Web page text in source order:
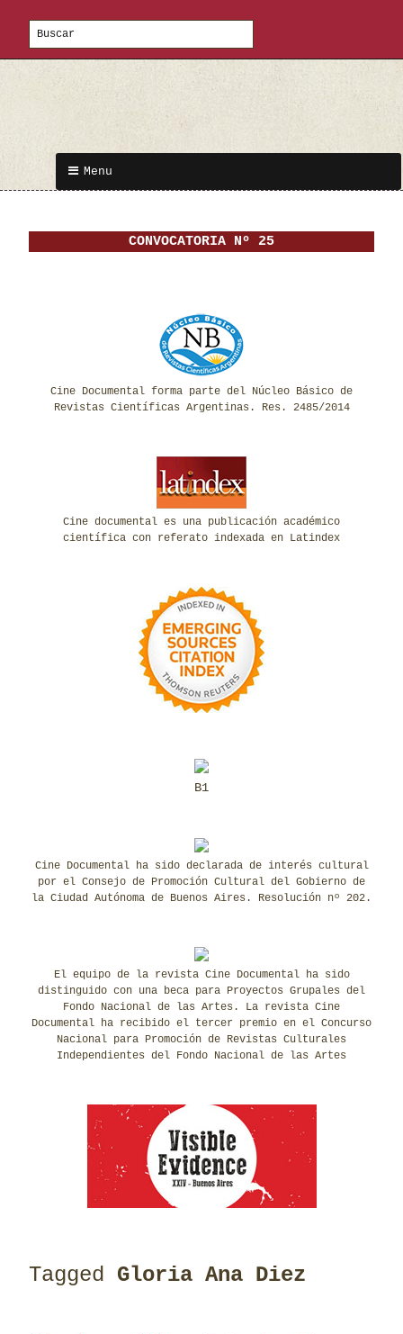
Menu
CONVOCATORIA Nº 25
Cine Documental forma parte del Núcleo Básico de
Revistas Científicas Argentinas. Res. 2485/2014
Cine documental es una publicación académico
científica con referato indexada en Latindex
B1
Cine Documental ha sido declarada de interés cultural
por el Consejo de Promoción Cultural del Gobierno de
la Ciudad Autónoma de Buenos Aires. Resolución nº 202.
El equipo de la revista Cine Documental ha sido
distinguido con una beca para Proyectos Grupales del
Fondo Nacional de las Artes. La revista Cine
Documental ha recibido el tercer premio en el Concurso
Nacional para Promoción de Revistas Culturales
Independientes del Fondo Nacional de las Artes
Tagged Gloria Ana Diez